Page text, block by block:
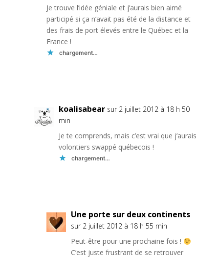
Je trouve l’idée géniale et j’aurais bien aimé
participé si ça n’avait pas été de la distance et
des frais de port élevés entre le Québec et la
France !
chargement…
koalisabear sur 2 juillet 2012 à 18 h 50
min
Je te comprends, mais c’est vrai que j’aurais
volontiers swappé québecois !
chargement…
Une porte sur deux continents
sur 2 juillet 2012 à 18 h 55 min
Peut-être pour une prochaine fois !
C’est juste frustrant de se retrouver